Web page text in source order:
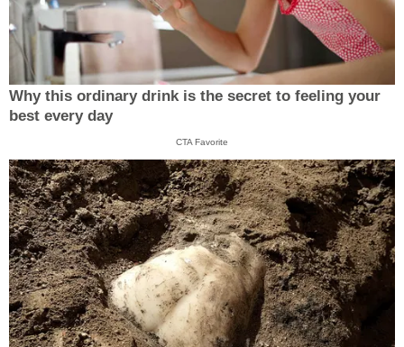
Why this ordinary drink is the secret to feeling your
best every day
CTA Favorite